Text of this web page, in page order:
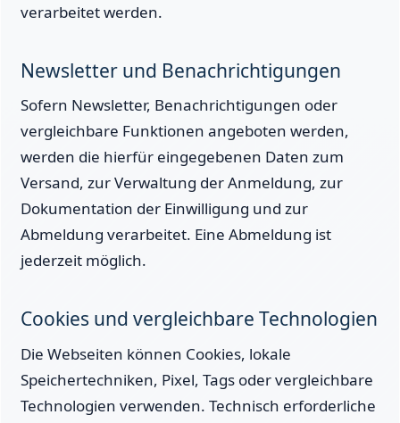
verarbeitet werden.
Newsletter und Benachrichtigungen
Sofern Newsletter, Benachrichtigungen oder
vergleichbare Funktionen angeboten werden,
werden die hierfür eingegebenen Daten zum
Versand, zur Verwaltung der Anmeldung, zur
Dokumentation der Einwilligung und zur
Abmeldung verarbeitet. Eine Abmeldung ist
jederzeit möglich.
Cookies und vergleichbare Technologien
Die Webseiten können Cookies, lokale
Speichertechniken, Pixel, Tags oder vergleichbare
Technologien verwenden. Technisch erforderliche